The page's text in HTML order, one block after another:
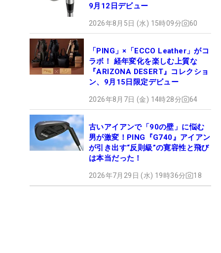
9月12日デビュー
2026年8月5日 (水) 15時09分 60
「PING」×「ECCO Leather」がコ
ラボ！ 経年変化を楽しむ上質な
『ARIZONA DESERT』コレクショ
ン、9月15日限定デビュー
2026年8月7日 (金) 14時28分 64
古いアイアンで「90の壁」に悩む
男が激変！PING『G740』アイアン
が引き出す“反則級”の寛容性と飛び
は本当だった！
2026年7月29日 (水) 19時36分 18